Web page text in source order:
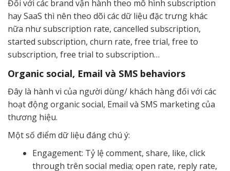
Đối với các brand vận hành theo mô hình subscription
hay SaaS thì nên theo dõi các dữ liệu đặc trưng khác
nữa như subscription rate, cancelled subscription,
started subscription, churn rate, free trial, free to
subscription, free trial to subscription…
Organic social, Email và SMS behaviors
Đây là hành vi của người dùng/ khách hàng đối với các
hoạt động organic social, Email và SMS marketing của
thương hiệu.
Một số điểm dữ liệu đáng chú ý:
Engagement: Tỷ lệ comment, share, like, click
through trên social media; open rate, reply rate,